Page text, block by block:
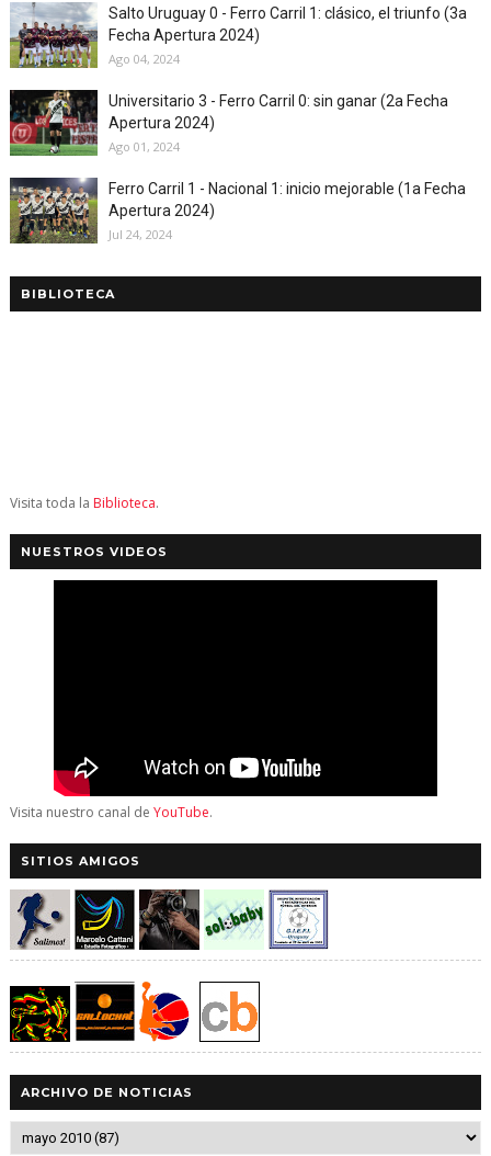
Salto Uruguay 0 - Ferro Carril 1: clásico, el triunfo (3a
Fecha Apertura 2024)
Ago 04, 2024
Universitario 3 - Ferro Carril 0: sin ganar (2a Fecha
Apertura 2024)
Ago 01, 2024
Ferro Carril 1 - Nacional 1: inicio mejorable (1a Fecha
Apertura 2024)
Jul 24, 2024
BIBLIOTECA
Visita toda la Biblioteca.
NUESTROS VIDEOS
Visita nuestro canal de YouTube.
SITIOS AMIGOS
ARCHIVO DE NOTICIAS